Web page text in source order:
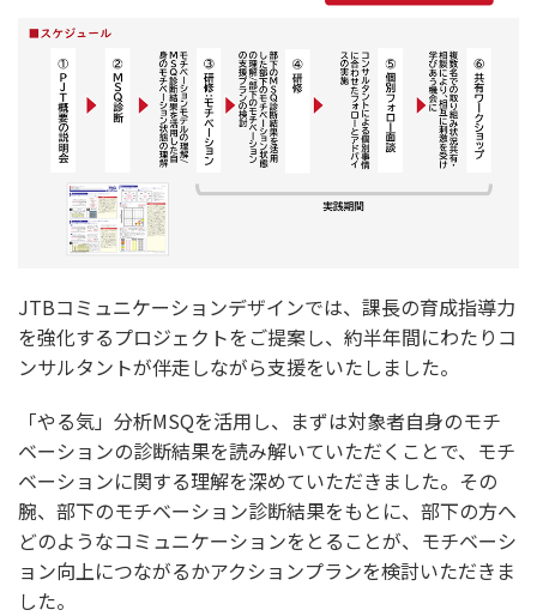
JTBコミュニケーションデザインでは、課長の育成指導力
を強化するプロジェクトをご提案し、約半年間にわたりコ
ンサルタントが伴走しながら支援をいたしました。
「やる気」分析MSQを活用し、まずは対象者自身のモチ
ベーションの診断結果を読み解いていただくことで、モチ
ベーションに関する理解を深めていただきました。その
腕、部下のモチベーション診断結果をもとに、部下の方へ
どのようなコミュニケーションをとることが、モチベーシ
ョン向上につながるかアクションプランを検討いただきま
した。